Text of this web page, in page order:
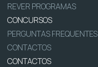
REVER PROGRAMAS
CONCURSOS
PERGUNTAS FREQUENTES
CONTACTOS
CONTACTOS